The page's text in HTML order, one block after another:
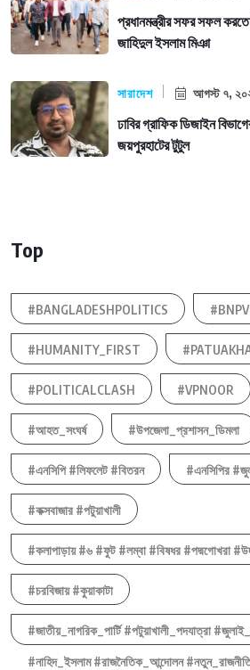
প্রধানমন্ত্রীর সফর সফল করতে
জাহিদুল ইসলাম মিঞা
সারাদেশ আগস্ট ৭,
ঢাবির গ্রাফিক ডিজাইন
জয়পুরহাটের টুটুল
Top
#BANGLADESHPOLITICS
#HUMANITY_FIRST
#POLITICALCLASH #VPNOOR
#আহত_সংঘর্ষ #উপজেলা_প্রশাসন_ডিমলা
#এনসিপি #লিফলেট #বিতরন #এনসিপির
#কক্সবাজার #পটুয়াখালী
#কলাপাড়ায় #৬ #ফুট #লম্বা #বিষধর #পদ্মগোখরা
#চরবিজায় #কুয়াকাটা
#জাতীয়_নাগরিক_পার্টি #পটুয়াখালী_পদযাত্রা
#নাহিদ_ইসলাম #রাজনৈতিক_আন্দোলন